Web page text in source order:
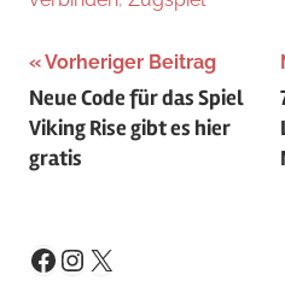
Vorheriger Beitrag
Neue Code für das Spiel
Viking Rise gibt es hier
gratis
Facebook
Instagram
X